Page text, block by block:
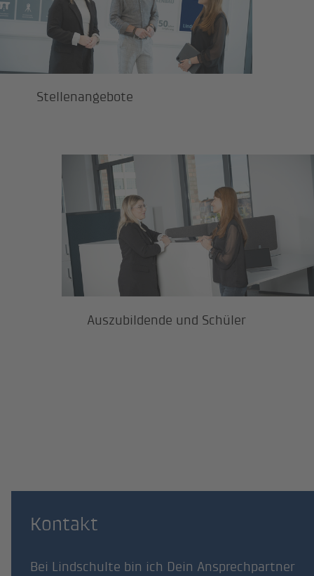
Stellenangebote
Auszubildende und Schüler
Auszubildende und Schüler
Kontakt
Bei Lindschulte bin ich Dein Ansprechpartner